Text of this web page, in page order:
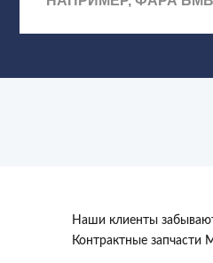
Наши клиенты
Контрактные запчасти